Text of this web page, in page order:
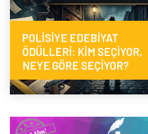
POLİSİYE EDEBİYAT
ÖDÜLLERİ: KİM SEÇİYOR,
NEYE GÖRE SEÇİYOR?